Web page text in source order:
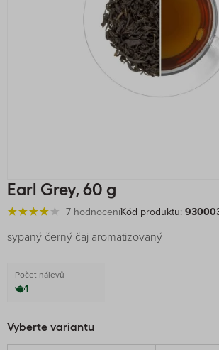
Earl Grey, 60 g
7 hodnoceníKód produktu:
sypaný černý čaj aromatizovaný
Počet nálevů
1
Vyberte variantu